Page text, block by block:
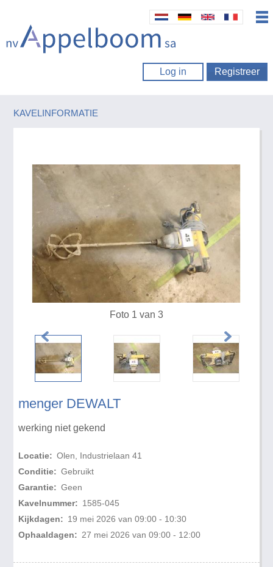
Log in Registreer
KAVELINFORMATIE
menger DEWALT
werking niet gekend
Locatie: Olen, Industrielaan 41
Conditie: Gebruikt
Garantie: Geen
Kavelnummer: 1585-045
Kijkdagen: 19 mei 2026 van 09:00 - 10:30
Ophaaldagen: 27 mei 2026 van 09:00 - 12:00
Foto 1 van 3